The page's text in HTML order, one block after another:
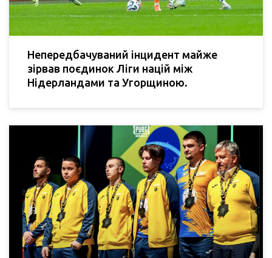
Непередбачуваний інцидент майже
зірвав поєдинок Ліги націй між
Нідерландами та Угорщиною.